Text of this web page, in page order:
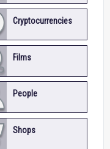
Cryptocurrencies
Films
People
Shops